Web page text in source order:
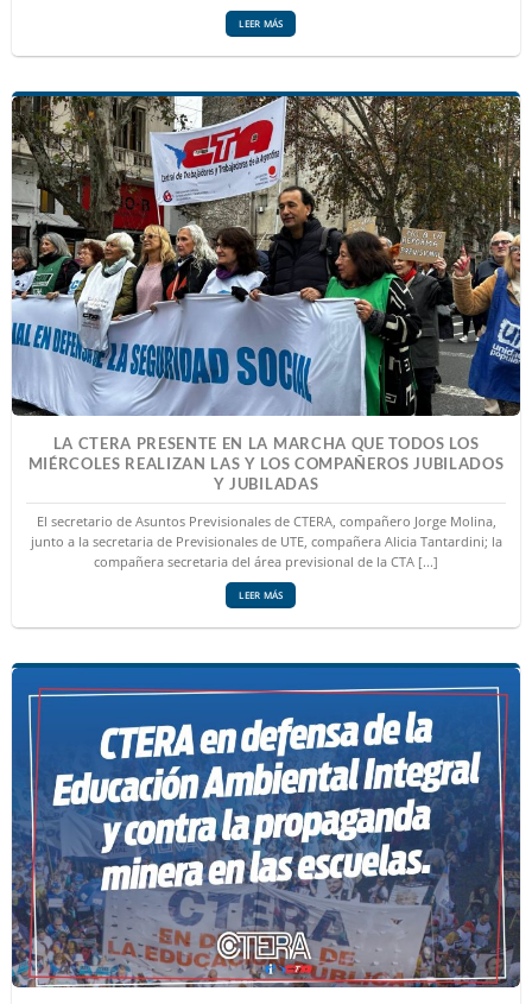
LEER MÁS
LA CTERA PRESENTE EN LA MARCHA QUE TODOS LOS
MIÉRCOLES REALIZAN LAS Y LOS COMPAÑEROS JUBILADOS
Y JUBILADAS
El secretario de Asuntos Previsionales de CTERA, compañero Jorge Molina,
junto a la secretaria de Previsionales de UTE, compañera Alicia Tantardini; la
compañera secretaria del área previsional de la CTA [...]
LEER MÁS